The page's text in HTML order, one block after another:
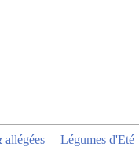
allégées Légumes d'Eté